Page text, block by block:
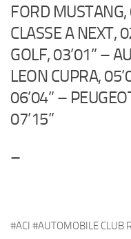
FORD
CLASSE A NEXT,
GOLF, 03’01” –
LEON CUPRA,
06’04” –
07’15”
–
#ACI #AUTOMOBILE CLUB